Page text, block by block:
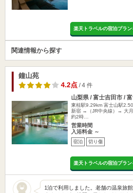
楽天トラベルの宿泊プラン
関連情報から探す
鐘山苑
4.2点/ 4 件
山梨県 / 富士吉田市 /
東桂駅9.29km 富士山駅
新宿 →（JR中央線）→ 大
約2時…
営業時間
入浴料金 ～
宿泊 切り傷
楽天トラベルの宿泊プラン
1泊で利用しました。老舗の温泉旅